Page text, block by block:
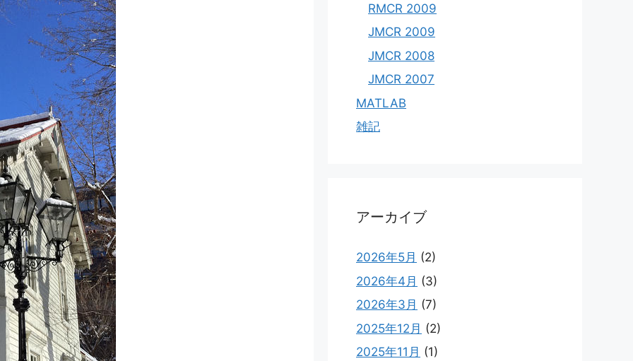
RMCR 2009
JMCR 2009
JMCR 2008
JMCR 2007
MATLAB
雑記
アーカイブ
2026年5月 (2)
2026年4月 (3)
2026年3月 (7)
2025年12月 (2)
2025年11月 (1)